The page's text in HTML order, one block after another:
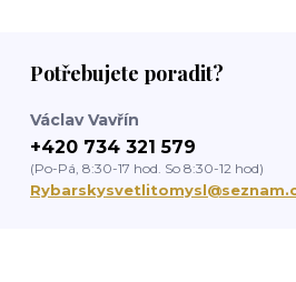
Potřebujete poradit?
Václav Vavřín
+420 734 321 579
(Po-Pá, 8:30-17 hod. So 8:30-12 hod)